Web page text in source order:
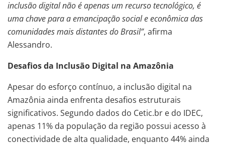
inclusão digital não é apenas um recurso tecnológico, é
uma chave para a emancipação social e econômica das
comunidades mais distantes do Brasil”, afirma
Alessandro.
Desafios da Inclusão Digital na Amazônia
Apesar do esforço contínuo, a inclusão digital na
Amazônia ainda enfrenta desafios estruturais
significativos. Segundo dados do Cetic.br e do IDEC,
apenas 11% da população da região possui acesso à
conectividade de alta qualidade, enquanto 44% ainda